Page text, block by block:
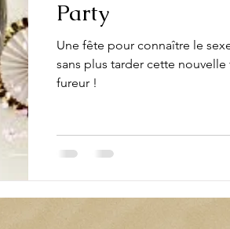
Party
Une fête pour connaître le
sans plus tarder cette
fureur !